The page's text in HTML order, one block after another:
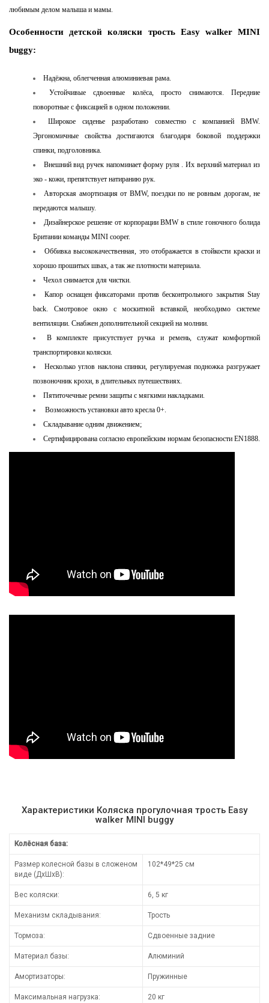
любимым делом малыша и мамы.
Особенности детской коляски трость Easy walker MINI
buggy:
Надёжна, облегченная алюминиевая рама.
Устойчивые сдвоенные колёса, просто снимаются. Передние
поворотные с фиксацией в одном положении.
Широкое сиденье разработано совместно с компанией BMW.
Эргономичные свойства достигаются благодаря боковой поддержки
спинки, подголовника.
Внешний вид ручек напоминает форму руля . Их верхний материал из
эко - кожи, препятствует натиранию рук.
Авторская амортизация от BMW, поездки по не ровным дорогам, не
передаются малышу.
Дизайнерское решение от корпорации BMW в стиле гоночного болида
Британии команды MINI cooper.
Оббивка высококачественная, это отображается в стойкости краски и
хорошо прошитых швах, а так же плотности материала.
Чехол снимается для чистки.
Капор оснащен фиксаторами против бесконтрольного закрытия Stay
back. Смотровое окно с москитной вставкой, необходимо системе
вентиляции. Снабжен дополнительной секцией на молнии.
В комплекте присутствует ручка и ремень, служат комфортной
транспортировки коляски.
Несколько углов наклона спинки, регулируемая подножка разгружает
позвоночник крохи, в длительных путешествиях.
Пятиточечные ремни защиты с мягкими накладками.
Возможность установки авто кресла 0+.
Складывание одним движением;
Сертифицирована согласно европейским нормам безопасности EN1888.
Характеристики Коляска прогулочная трость Easy
walker MINI buggy
Колёсная база:
Размер колесной базы в сложеном
виде (ДхШхВ):
102*49*25 см
Вес коляски: 6, 5 кг
Механизм складывания: Трость
Тормоза: Сдвоенные задние
Материал базы: Алюминий
Амортизаторы: Пружинные
Максимальная нагрузка: 20 кг